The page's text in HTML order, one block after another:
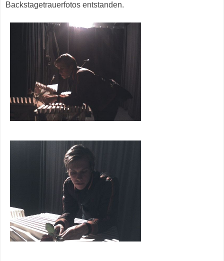
Backstagetrauerfotos entstanden.